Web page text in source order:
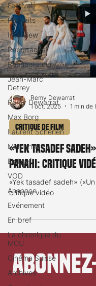
Festival
Portraits
Interview
Reportages
Raphael Fleury
Jean-Marc
Detrey
Remy Dewarrat
Max Borg
Laurent Scherlen
Memento
En bref
VOD
Annonce
Evénement
En bref
La chronique du
MCU
Cinéma Suisse
Archives
Remy Dewarrat
1 oct. 2025
1 min de
Critique de film
«Yek tasadef
Panahi: critique
«Yek tasadef sadeh»
critique vidéo